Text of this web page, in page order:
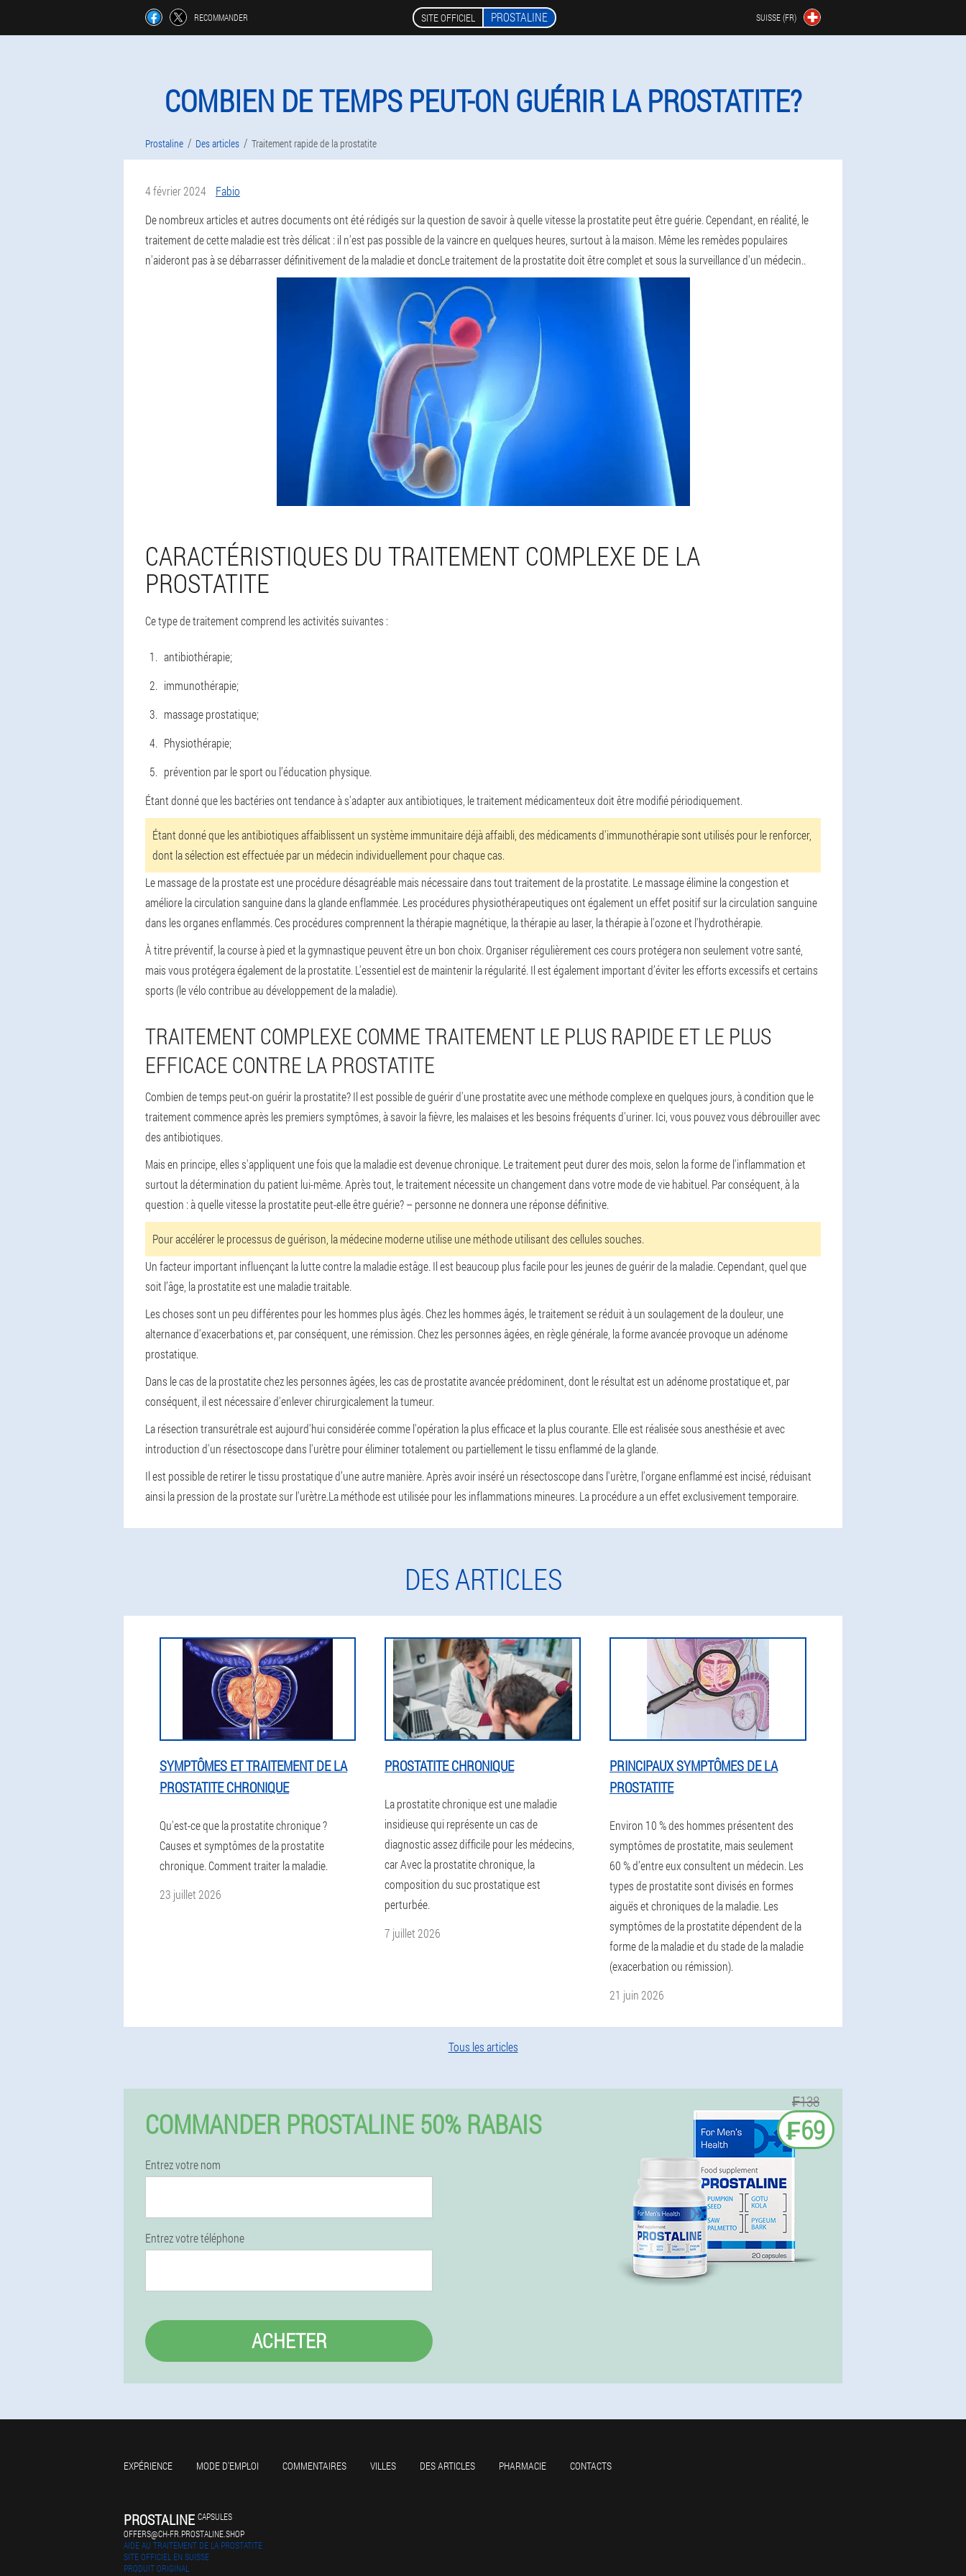
RECOMMANDER SITE OFFICIEL PROSTALINE SUISSE (FR)
COMBIEN DE TEMPS PEUT-ON GUÉRIR LA PROSTATITE?
Prostaline Des articles Traitement rapide de la prostatite
4 février 2024
Fabio
De nombreux articles et autres documents ont été rédigés sur la question de savoir à quelle vitesse la prostatite peut être guérie. Cependant, en réalité, le
traitement de cette maladie est très délicat : il n'est pas possible de la vaincre en quelques heures, surtout à la maison. Même les remèdes populaires
n'aideront pas à se débarrasser définitivement de la maladie et doncLe traitement de la prostatite doit être complet et sous la surveillance d'un médecin..
CARACTÉRISTIQUES DU TRAITEMENT COMPLEXE DE LA
PROSTATITE
Ce type de traitement comprend les activités suivantes :
antibiothérapie;
immunothérapie;
massage prostatique;
Physiothérapie;
prévention par le sport ou l’éducation physique.
Étant donné que les bactéries ont tendance à s'adapter aux antibiotiques, le traitement médicamenteux doit être modifié périodiquement.
Étant donné que les antibiotiques affaiblissent un système immunitaire déjà affaibli, des médicaments d'immunothérapie sont utilisés pour le renforcer,
dont la sélection est effectuée par un médecin individuellement pour chaque cas.
Le massage de la prostate est une procédure désagréable mais nécessaire dans tout traitement de la prostatite. Le massage élimine la congestion et
améliore la circulation sanguine dans la glande enflammée. Les procédures physiothérapeutiques ont également un effet positif sur la circulation sanguine
dans les organes enflammés. Ces procédures comprennent la thérapie magnétique, la thérapie au laser, la thérapie à l'ozone et l'hydrothérapie.
À titre préventif, la course à pied et la gymnastique peuvent être un bon choix. Organiser régulièrement ces cours protégera non seulement votre santé,
mais vous protégera également de la prostatite. L'essentiel est de maintenir la régularité. Il est également important d’éviter les efforts excessifs et certains
sports (le vélo contribue au développement de la maladie).
TRAITEMENT COMPLEXE COMME TRAITEMENT LE PLUS RAPIDE ET LE PLUS
EFFICACE CONTRE LA PROSTATITE
Combien de temps peut-on guérir la prostatite? Il est possible de guérir d'une prostatite avec une méthode complexe en quelques jours, à condition que le
traitement commence après les premiers symptômes, à savoir la fièvre, les malaises et les besoins fréquents d'uriner. Ici, vous pouvez vous débrouiller avec
des antibiotiques.
Mais en principe, elles s'appliquent une fois que la maladie est devenue chronique. Le traitement peut durer des mois, selon la forme de l'inflammation et
surtout la détermination du patient lui-même. Après tout, le traitement nécessite un changement dans votre mode de vie habituel. Par conséquent, à la
question : à quelle vitesse la prostatite peut-elle être guérie? – personne ne donnera une réponse définitive.
Pour accélérer le processus de guérison, la médecine moderne utilise une méthode utilisant des cellules souches.
Un facteur important influençant la lutte contre la maladie estâge. Il est beaucoup plus facile pour les jeunes de guérir de la maladie. Cependant, quel que
soit l’âge, la prostatite est une maladie traitable.
Les choses sont un peu différentes pour les hommes plus âgés. Chez les hommes âgés, le traitement se réduit à un soulagement de la douleur, une
alternance d'exacerbations et, par conséquent, une rémission. Chez les personnes âgées, en règle générale, la forme avancée provoque un adénome
prostatique.
Dans le cas de la prostatite chez les personnes âgées, les cas de prostatite avancée prédominent, dont le résultat est un adénome prostatique et, par
conséquent, il est nécessaire d'enlever chirurgicalement la tumeur.
La résection transurétrale est aujourd'hui considérée comme l'opération la plus efficace et la plus courante. Elle est réalisée sous anesthésie et avec
introduction d'un résectoscope dans l'urètre pour éliminer totalement ou partiellement le tissu enflammé de la glande.
Il est possible de retirer le tissu prostatique d’une autre manière. Après avoir inséré un résectoscope dans l'urètre, l'organe enflammé est incisé, réduisant
ainsi la pression de la prostate sur l'urètre.La méthode est utilisée pour les inflammations mineures. La procédure a un effet exclusivement temporaire.
DES ARTICLES
SYMPTÔMES ET TRAITEMENT DE LA
PROSTATITE CHRONIQUE
Qu'est-ce que la prostatite chronique ?
Causes et symptômes de la prostatite
chronique. Comment traiter la maladie.
23 juillet 2026
PROSTATITE CHRONIQUE
La prostatite chronique est une maladie
insidieuse qui représente un cas de
diagnostic assez difficile pour les médecins,
car Avec la prostatite chronique, la
composition du suc prostatique est
perturbée.
7 juillet 2026
PRINCIPAUX SYMPTÔMES DE LA
PROSTATITE
Environ 10 % des hommes présentent des
symptômes de prostatite, mais seulement
60 % d’entre eux consultent un médecin. Les
types de prostatite sont divisés en formes
aiguës et chroniques de la maladie. Les
symptômes de la prostatite dépendent de la
forme de la maladie et du stade de la maladie
(exacerbation ou rémission).
21 juin 2026
Tous les articles
COMMANDER PROSTALINE 50% RABAIS
Entrez votre nom
Entrez votre téléphone
ACHETER
₣138
₣69
EXPÉRIENCE MODE D'EMPLOI COMMENTAIRES VILLES DES ARTICLES PHARMACIE CONTACTS
PROSTALINE CAPSULES
OFFERS@CH-FR.PROSTALINE.SHOP
AIDE AU TRAITEMENT DE LA PROSTATITE
SITE OFFICIEL EN SUISSE
PRODUIT ORIGINAL